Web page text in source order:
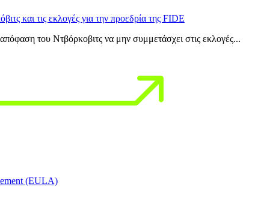
και τις εκλογές για την προεδρία της FIDE
του Ντβόρκοβιτς να μην συμμετάσχει στις εκλογές...
(EULA)